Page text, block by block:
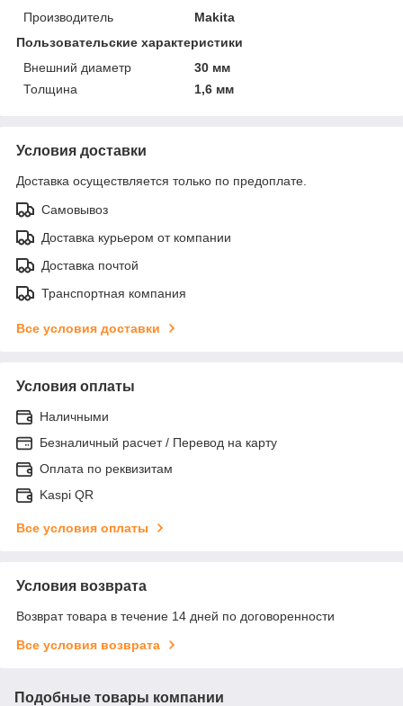
Производитель
Makita
Пользовательские характеристики
Внешний диаметр
30 мм
Толщина
1,6 мм
Условия доставки
Доставка осуществляется только по предоплате.
Самовывоз
Доставка курьером от компании
Доставка почтой
Транспортная компания
Все условия доставки
Условия оплаты
Наличными
Безналичный расчет / Перевод на карту
Оплата по реквизитам
Kaspi QR
Все условия оплаты
Условия возврата
Возврат товара в течение 14 дней по договоренности
Все условия возврата
Подобные товары компании